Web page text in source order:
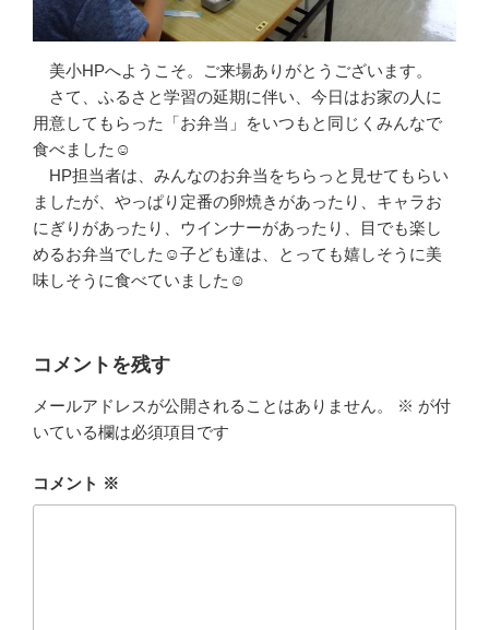
美小HPへようこそ。ご来場ありがとうございます。
さて、ふるさと学習の延期に伴い、今日はお家の人に
用意してもらった「お弁当」をいつもと同じくみんなで
食べました☺
HP担当者は、みんなのお弁当をちらっと見せてもらい
ましたが、やっぱり定番の卵焼きがあったり、キャラお
にぎりがあったり、ウインナーがあったり、目でも楽し
めるお弁当でした☺子ども達は、とっても嬉しそうに美
味しそうに食べていました☺
コメントを残す
メールアドレスが公開されることはありません。 ※ が付
いている欄は必須項目です
コメント ※